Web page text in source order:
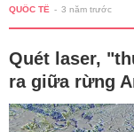
QUỐC TẾ - 3 năm trước
Quét laser,
ra giữa rừng